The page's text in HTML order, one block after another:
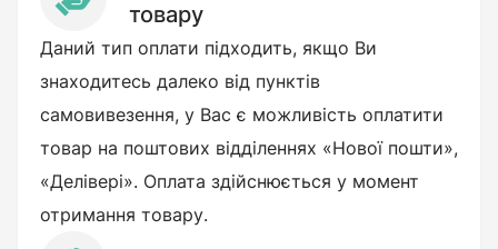
товару
Даний тип оплати підходить, якщо Ви
знаходитесь далеко від пунктів
самовивезення, у Вас є можливість оплатити
товар на поштових відділеннях «Нової пошти»,
«Делівері». Оплата здійснюється у момент
отримання товару.